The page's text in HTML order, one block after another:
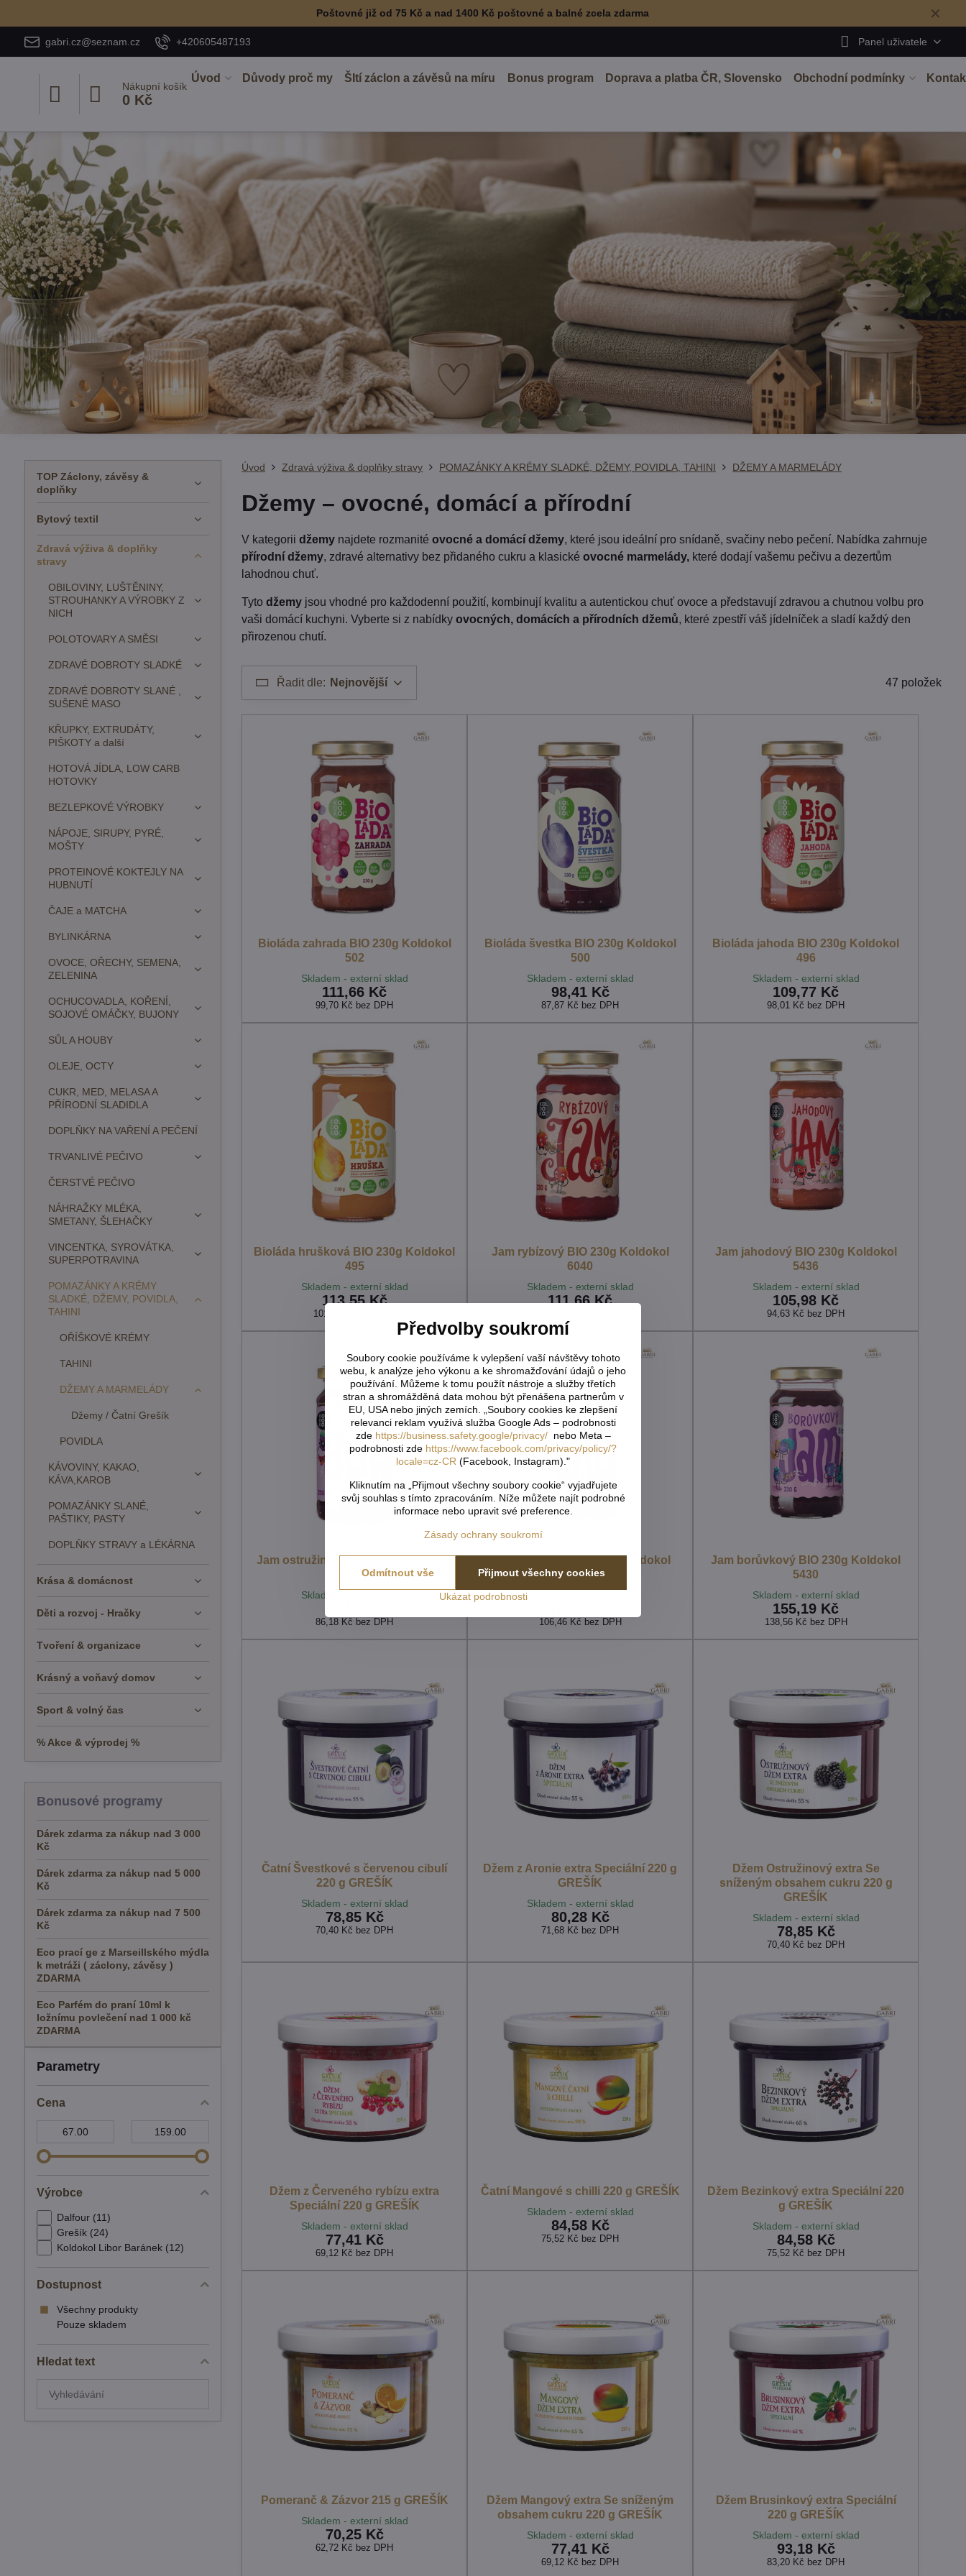
✕
Poštovné již od 75 Kč a nad 1400 Kč poštovné a balné zcela zdarma
gabri.cz@seznam.cz +420605487193 Panel uživatele
Nákupní košík
0 Kč
Úvod Důvody proč my ŠItí záclon a závěsů na míru Bonus program Doprava a platba ČR, Slovensko Obchodní podmínky
Úvod Zdravá výživa & doplňky stravy POMAZÁNKY A KRÉMY SLADKÉ, DŽEMY, POVIDLA, TAHINI DŽEMY A MARMELÁDY
Džemy – ovocné, domácí a přírodní
V kategoriidžemy najdete rozmanité ovocné a domácí džemy, které jsou ideální pro snídaně, svačiny nebo pečení. Nabídka zahrnuje
přírodní džemy, zdravé alternativy bez přidaného cukru a klasickéovocné marmelády, které dodají vašemu pečivu a dezertům
lahodnou chuť.
Tytodžemy jsou vhodné pro každodenní použití, kombinují kvalitu a autentickou chuť ovoce a představují zdravou a chutnou volbu pro
vaši domácí kuchyni. Vyberte si z nabídkyovocných, domácích a přírodních džemů, které zpestří váš jídelníček a sladí každý den
přirozenou chutí.
Řadit dle: Nejnovější 47 položek
Bioláda zahrada BIO 230g Koldokol
502
Skladem - externí sklad
111,66 Kč
99,70 Kč bez DPH
Bioláda švestka BIO 230g Koldokol
500
Skladem - externí sklad
98,41 Kč
87,87 Kč bez DPH
Bioláda jahoda BIO 230g Koldokol
496
Skladem - externí sklad
109,77 Kč
98,01 Kč bez DPH
Bioláda hrušková BIO 230g Koldokol
495
Skladem - externí sklad
113,55 Kč
101,39 Kč
Jam rybízový BIO 230g Koldokol
6040
Skladem - externí sklad
111,66 Kč
Jam jahodový BIO 230g Koldokol
5436
Skladem - externí sklad
105,98 Kč
94,63 Kč bez DPH
Jam ostružinový BIO 230g Koldokol
5433
Skladem - externí sklad
86,18 Kč bez DPH
Jam malinový BIO 230g Koldokol
5431
Skladem - externí sklad
106,46 Kč bez DPH
Jam borůvkový BIO 230g Koldokol
5430
Skladem - externí sklad
155,19 Kč
138,56 Kč bez DPH
Čatní Švestkové s červenou cibulí
220 g GREŠÍK
Skladem - externí sklad
78,85 Kč
70,40 Kč bez DPH
Džem z Aronie extra Speciální 220 g
GREŠÍK
Skladem - externí sklad
80,28 Kč
71,68 Kč bez DPH
Džem Ostružinový extra Se
sníženým obsahem cukru 220 g
GREŠÍK
Skladem - externí sklad
78,85 Kč
70,40 Kč bez DPH
Džem z Červeného rybízu extra
Speciální 220 g GREŠÍK
Skladem - externí sklad
77,41 Kč
69,12 Kč bez DPH
Čatní Mangové s chilli 220 g GREŠÍK
Skladem - externí sklad
84,58 Kč
75,52 Kč bez DPH
Džem Bezinkový extra Speciální 220
g GREŠÍK
Skladem - externí sklad
84,58 Kč
75,52 Kč bez DPH
Pomeranč & Zázvor 215 g GREŠÍK
Skladem - externí sklad
70,25 Kč
62,72 Kč bez DPH
Džem Mangový extra Se sníženým
obsahem cukru 220 g GREŠÍK
Skladem - externí sklad
77,41 Kč
69,12 Kč bez DPH
Džem Brusinkový extra Speciální
220 g GREŠÍK
Skladem - externí sklad
93,18 Kč
83,20 Kč bez DPH
Parametry
Cena
Výrobce
Dalfour (11)
Grešík (24)
Koldokol Libor Baránek (12)
Dostupnost
Všechny produkty
Pouze skladem
Hledat text
výsledky
filtru
TOP Záclony, závěsy &
doplňky
Bytový textil
Zdravá výživa & doplňky
stravy
OBILOVINY, LUŠTĚNINY,
STROUHANKY A VÝROBKY Z
NICH
POLOTOVARY A SMĚSI
ZDRAVÉ DOBROTY SLADKÉ
ZDRAVÉ DOBROTY SLANÉ ,
SUŠENÉ MASO
KŘUPKY, EXTRUDÁTY,
PIŠKOTY a další
HOTOVÁ JÍDLA, LOW CARB
HOTOVKY
BEZLEPKOVÉ VÝROBKY
NÁPOJE, SIRUPY, PYRÉ,
MOŠTY
PROTEINOVÉ KOKTEJLY NA
HUBNUTÍ
ČAJE a MATCHA
BYLINKÁRNA
OVOCE, OŘECHY, SEMENA,
ZELENINA
OCHUCOVADLA, KOŘENÍ,
SOJOVÉ OMÁČKY, BUJONY
SŮL A HOUBY
OLEJE, OCTY
CUKR, MED, MELASA A
PŘÍRODNÍ SLADIDLA
DOPLŇKY NA VAŘENÍ A PEČENÍ
TRVANLIVÉ PEČIVO
ČERSTVÉ PEČIVO
NÁHRAŽKY MLÉKA,
SMETANY, ŠLEHAČKY
VINCENTKA, SYROVÁTKA,
SUPERPOTRAVINA
POMAZÁNKY A KRÉMY
SLADKÉ, DŽEMY, POVIDLA,
TAHINI
OŘÍŠKOVÉ KRÉMY
TAHINI
DŽEMY A MARMELÁDY
Džemy / Čatní Grešík
POVIDLA
KÁVOVINY, KAKAO,
KÁVA,KAROB
POMAZÁNKY SLANÉ,
PAŠTIKY, PASTY
DOPLŇKY STRAVY a LÉKÁRNA
Krása & domácnost
Děti a rozvoj - Hračky
Tvoření & organizace
Krásný a voňavý domov
Sport & volný čas
% Akce & výprodej %
Bonusové programy
Dárek zdarma za nákup nad 3 000
Kč
Dárek zdarma za nákup nad 5 000
Kč
Dárek zdarma za nákup nad 7 500
Kč
Eco prací ge z Marseillského mýdla
k metráži ( záclony, závěsy )
ZDARMA
Eco Parfém do praní 10ml k
ložnímu povlečení nad 1 000 kč
ZDARMA
Předvolby soukromí
Soubory cookie používáme k vylepšení vaší návštěvy tohoto
webu, k analýze jeho výkonu a ke shromažďování údajů o jeho
používání. Můžeme k tomu použít nástroje a služby třetích
stran a shromážděná data mohou být přenášena partnerům v
EU, USA nebo jiných zemích. „Soubory cookies ke zlepšení
relevanci reklam využívá služba Google Ads – podrobnosti
zde https://business.safety.google/privacy/nebo Meta –
podrobnosti zde https://www.facebook.com/privacy/policy/?
locale=cz-CR (Facebook, Instagram)."
Kliknutím na „Přijmout všechny soubory cookie“ vyjadřujete
svůj souhlas s tímto zpracováním. Níže můžete najít podrobné
informace nebo upravit své preference.
Zásady ochrany soukromí
Ukázat podrobnosti
Přijmout všechny cookies
Odmítnout vše